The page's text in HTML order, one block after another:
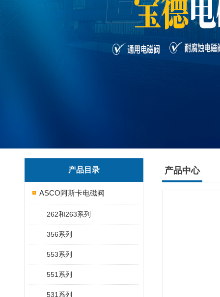
产品目录
ASCO阿斯卡电磁阀
262和263系列
356系列
553系列
551系列
531系列
产品中心